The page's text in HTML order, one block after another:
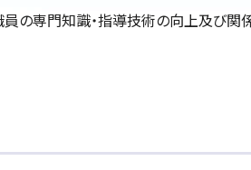
員の専門知識・指導技術の向上及び